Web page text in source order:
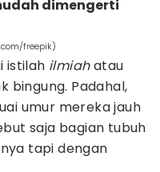
dimengerti
freepik)
istilah ilmiahatau
bingung. Padahal,
umur mereka jauh
saja bagian tubuh
tapi dengan